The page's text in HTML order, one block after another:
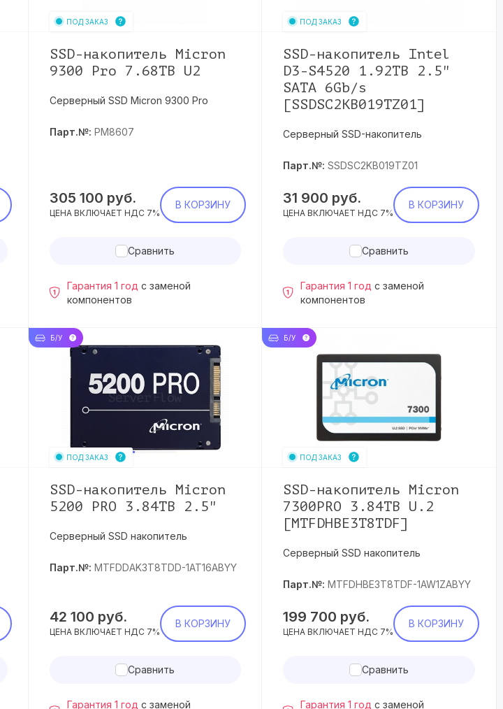
ПОД ЗАКАЗ
SSD-накопитель Micron
9300 Pro 7.68TB U2
Серверный SSD Micron 9300 Pro
Парт.№: PM8607
305 100 руб.
ЦЕНА ВКЛЮЧАЕТ НДС 7%
В КОРЗИНУ
Сравнить
Гарантия 1 год с заменой
компонентов
ПОД ЗАКАЗ
SSD-накопитель Intel
D3-S4520 1.92TB 2.5"
SATA 6Gb/s
[SSDSC2KB019TZ01]
Серверный SSD-накопитель
Парт.№: SSDSC2KB019TZ01
31 900 руб.
ЦЕНА ВКЛЮЧАЕТ НДС 7%
В КОРЗИНУ
Сравнить
Гарантия 1 год с заменой
компонентов
Б/У
ПОД ЗАКАЗ
SSD-накопитель Micron
5200 PRO 3.84TB 2.5"
Серверный SSD накопитель
Парт.№: MTFDDAK3T8TDD-1AT16ABYY
42 100 руб.
ЦЕНА ВКЛЮЧАЕТ НДС 7%
В КОРЗИНУ
Сравнить
Гарантия 1 год с заменой
Б/У
ПОД ЗАКАЗ
SSD-накопитель Micron
7300PRO 3.84TB U.2
[MTFDHBE3T8TDF]
Серверный SSD накопитель
Парт.№: MTFDHBE3T8TDF-1AW1ZABYY
199 700 руб.
ЦЕНА ВКЛЮЧАЕТ НДС 7%
В КОРЗИНУ
Сравнить
Гарантия 1 год с заменой